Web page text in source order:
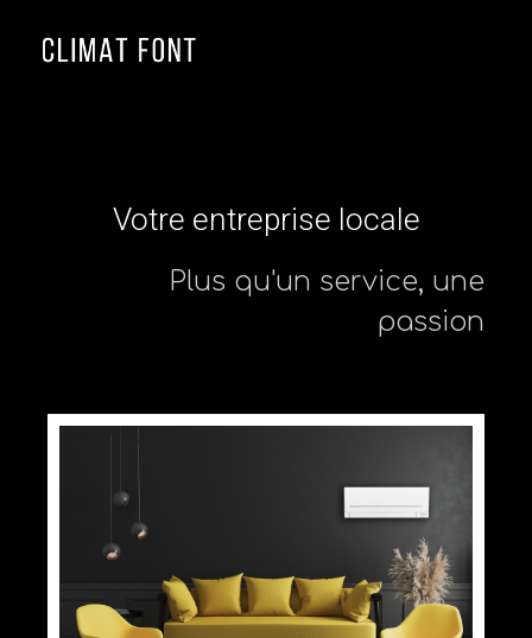
Votre entreprise locale
Plus qu'un service, une
passion